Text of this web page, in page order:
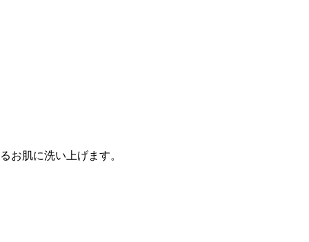
お肌に洗い上げます。